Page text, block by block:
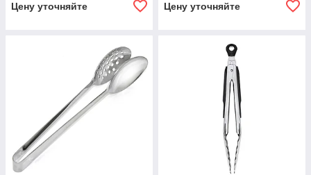
Цену уточняйте Цену уточняйте